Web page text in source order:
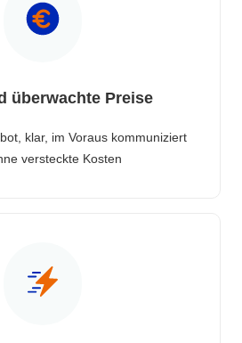
überwachte Preise
klar, im Voraus kommuniziert
versteckte Kosten